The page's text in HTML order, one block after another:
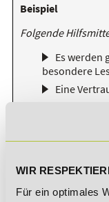
WIR
Für ein optimales
Beispiel
Folgende
Es werden
besondere
Eine
Eine
Statt einer